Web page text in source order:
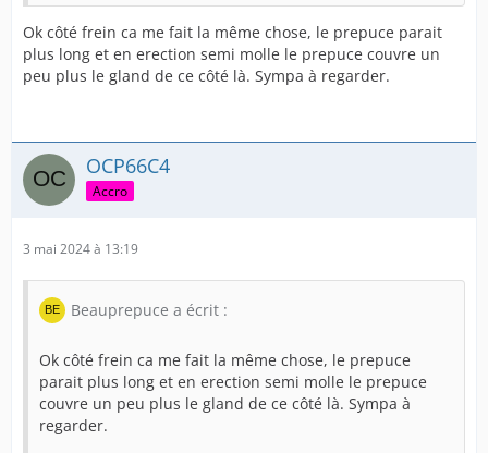
Ok côté frein ca me fait la même chose, le prepuce parait
plus long et en erection semi molle le prepuce couvre un
peu plus le gland de ce côté là. Sympa à regarder.
OCP66C4
Accro
3 mai 2024 à 13:19
Beauprepuce a écrit :
Ok côté frein ca me fait la même chose, le prepuce
parait plus long et en erection semi molle le prepuce
couvre un peu plus le gland de ce côté là. Sympa à
regarder.